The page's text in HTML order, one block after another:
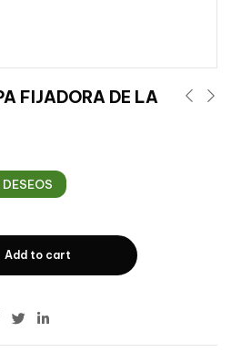
FIJADORA DE LA
Add to cart